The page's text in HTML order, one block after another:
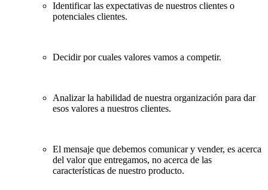
Identificar las expectativas de nuestros clientes o
potenciales clientes.
Decidir por cuales valores vamos a competir.
Analizar la habilidad de nuestra organización para dar
esos valores a nuestros clientes.
El mensaje que debemos comunicar y vender, es acerca
del valor que entregamos, no acerca de las
características de nuestro producto.